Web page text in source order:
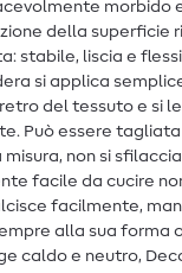
morbido
della superficie
stabile, liscia e
si applica
del tessuto e si
Può essere tagliata
non si
facile da cucire
facilmente,
alla sua forma
caldo e neutro,